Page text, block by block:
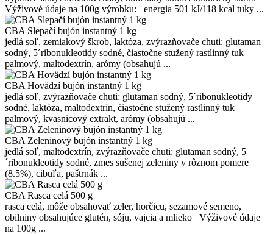
Výživové údaje na 100g výrobku: energia 501 kJ/118 kcal tuky ...
CBA Slepačí bujón instantný 1 kg
jedlá soľ, zemiakový škrob, laktóza, zvýrazňovače chuti: glutaman
sodný, 5´ribonukleotidy sodné, čiastočne stužený rastlinný tuk
palmový, maltodextrín, arómy (obsahujú ...
CBA Hovädzí bujón instantný 1 kg
jedlá soľ, zvýrazňovače chuti: glutaman sodný, 5´ribonukleotidy
sodné, laktóza, maltodextrín, čiastočne stužený rastlinný tuk
palmový, kvasnicový extrakt, arómy (obsahujú ...
CBA Zeleninový bujón instantný 1 kg
jedlá soľ, maltodextrín, zvýrazňovače chuti: glutaman sodný, 5
´ribonukleotidy sodné, zmes sušenej zeleniny v rôznom pomere
(8.5%), cibuľa, paštrnák ...
CBA Rasca celá 500 g
rasca celá, môže obsahovať zeler, horčicu, sezamové semeno,
obilniny obsahujúce glutén, sóju, vajcia a mlieko Výživové údaje
na 100g ...